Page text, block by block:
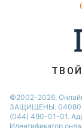
Елена
©2002-2026,
ЗАЩИЩЕНЫ. 04080,
(044) 490-01-01.
Идентификатор